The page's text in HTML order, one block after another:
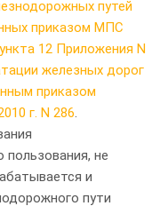
путей
приказом МПС
12 Приложения N
железных дорог
приказом
г. N 286.
не
и
пути